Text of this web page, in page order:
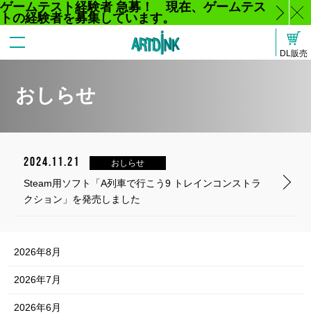
ゲームテスト経験者 急募！ 現在、ゲームテス
トの経験者を募集しています。
じ
る
DL販売
おしらせ
2024.11.21 おしらせ
Steam用ソフト「A列車で行こう9 トレインコンストラ
クション」を発売しました
2026年8月
2026年7月
2026年6月